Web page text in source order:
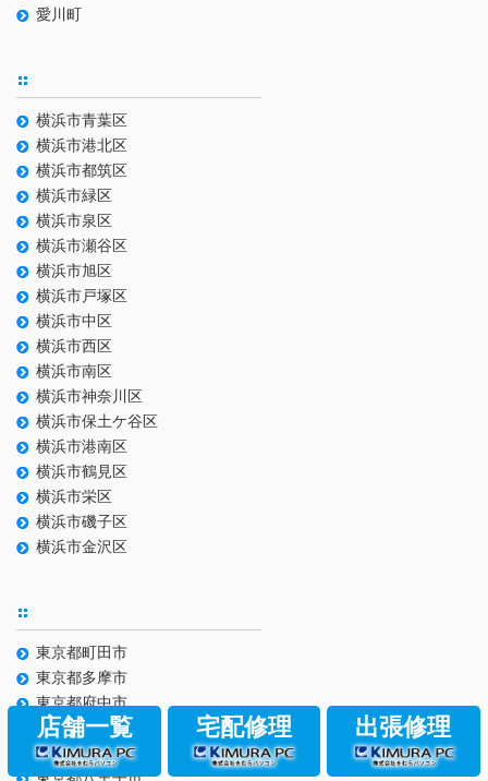
愛川町
横浜市青葉区
横浜市港北区
横浜市都筑区
横浜市緑区
横浜市泉区
横浜市瀬谷区
横浜市旭区
横浜市戸塚区
横浜市中区
横浜市西区
横浜市南区
横浜市神奈川区
横浜市保土ケ谷区
横浜市港南区
横浜市鶴見区
横浜市栄区
横浜市磯子区
横浜市金沢区
東京都町田市
東京都多摩市
東京都府中市
東京都調布市
東京都国立市
店舗一覧 宅配修理 出張修理